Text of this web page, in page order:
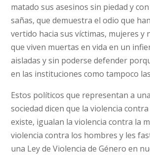
matado sus asesinos sin piedad y
sañas, que demuestra el odio que
vertido hacia sus víctimas, mujeres y
que viven muertas en vida en un
aisladas y sin poderse defender
en las instituciones como tampoco
Estos políticos que representan a
sociedad dicen que la violencia
existe, igualan la violencia contra la
violencia contra los hombres y les
una Ley de Violencia de Género en